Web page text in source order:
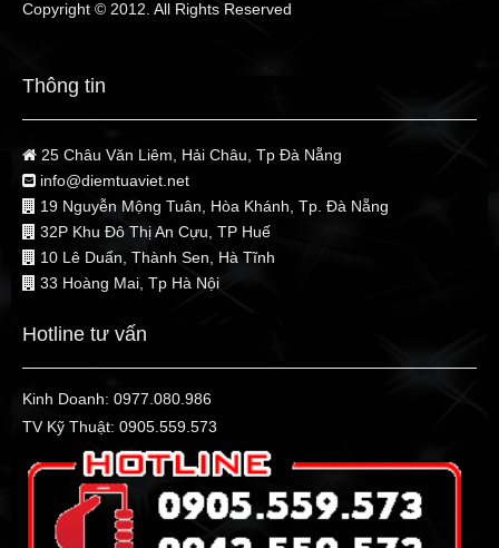
Copyright © 2012. All Rights Reserved
Thông tin
25 Châu Văn Liêm, Hải Châu, Tp Đà Nẵng
info@diemtuaviet.net
19 Nguyễn Mộng Tuân, Hòa Khánh, Tp. Đà Nẵng
32P Khu Đô Thị An Cựu, TP Huế
10 Lê Duẩn, Thành Sen, Hà Tĩnh
33 Hoàng Mai, Tp Hà Nội
Hotline tư vấn
Kinh Doanh: 0977.080.986
TV Kỹ Thuật: 0905.559.573